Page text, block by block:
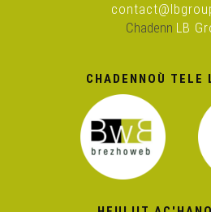
Ken Tuch' 340 –
Ken Tuch' 342 – Anvioù
Chadenn LB
CHADENNOÙ TELE